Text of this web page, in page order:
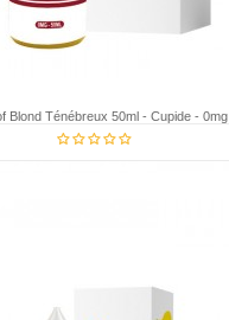
Blond Ténébreux 50ml - Cupide - 0mg